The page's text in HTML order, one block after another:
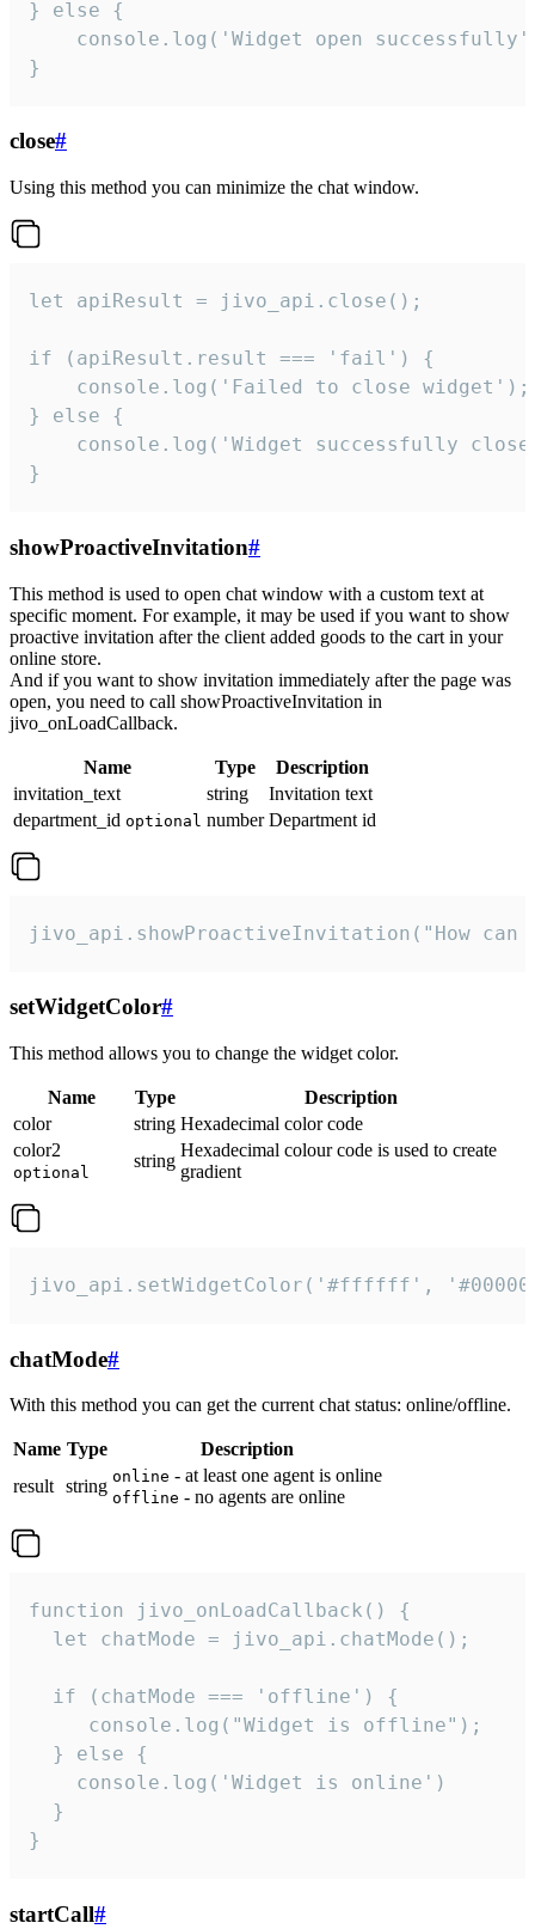
} else {
console.log('Widget open
}
close#
Using this method you can minimize the chat window.
let apiResult = jivo_api.close();
if (apiResult.result === 'fail') {
    console.log('Failed to close widget');
} else {
console.log('Widget successfully
}
showProactiveInvitation#
This method is used to open chat window with a custom text at
specific moment. For example, it may be used if you want to show
proactive invitation after the client added goods to the cart in your
online store.
And if you want to show invitation immediately after the page was
open, you need to call showProactiveInvitation in
jivo_onLoadCallback.
Name Type
Description
invitation_text
string
Invitation text
department_id optional number Department id
jivo_api.showProactiveInvitation("How
setWidgetColor#
This method allows you to change the widget color.
Name Type
Description
color
string Hexadecimal color code
color2
optional
string
Hexadecimal colour code is used to create
gradient
jivo_api.setWidgetColor('#ffffff',
chatMode#
With this method you can get the current chat status: online/offline.
Name Type
Description
result string online - at least one agent is online
offline - no agents are online
function jivo_onLoadCallback() {
  let chatMode = jivo_api.chatMode();
  if (chatMode === 'offline') {
     console.log("Widget is offline");
  } else {
    console.log('Widget is online')
  }
}
startCall#